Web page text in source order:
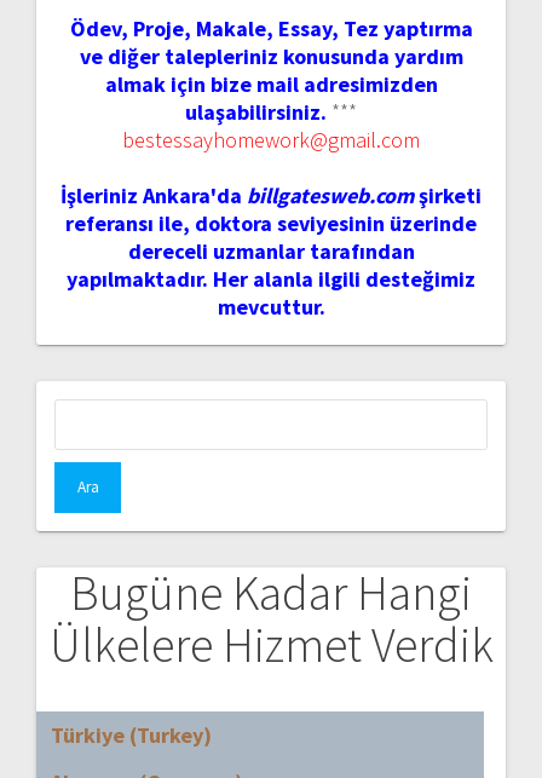
Ödev, Proje, Makale, Essay, Tez yaptırma
ve diğer talepleriniz konusunda yardım
almak için bize mail adresimizden
ulaşabilirsiniz. ***
bestessayhomework@gmail.com
İşleriniz Ankara'da billgatesweb.comşirketi
referansı ile, doktora seviyesinin üzerinde
dereceli uzmanlar tarafından
yapılmaktadır. Her alanla ilgili desteğimiz
mevcuttur.
Bugüne Kadar Hangi
Ülkelere Hizmet Verdik
Türkiye (Turkey)